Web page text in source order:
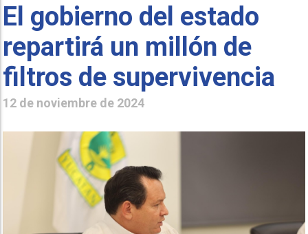
El gobierno del estado
repartirá un millón de
filtros de supervivencia
12 de noviembre de 2024